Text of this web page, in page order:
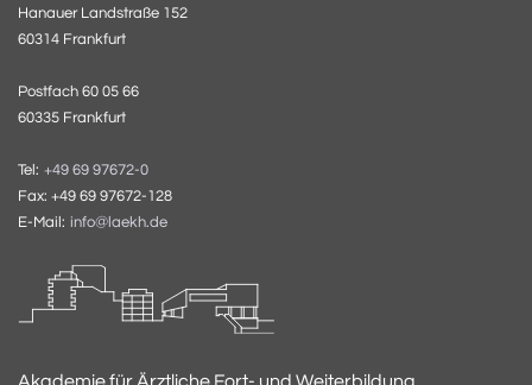
Hanauer Landstraße 152
60314 Frankfurt
Postfach 60 05 66
60335 Frankfurt
Tel: +49 69 97672-0
Fax: +49 69 97672-128
E-Mail: info@laekh.de